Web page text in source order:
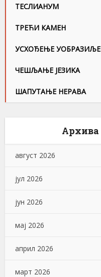
ТЕСЛИАНУМ
ТРЕЋИ КАМЕН
УСХОЂЕЊЕ УОБРАЗИЉЕ
ЧЕШЉАЊЕ ЈЕЗИKА
ШАПУТАЊЕ НЕРАВА
Архива
август 2026
јул 2026
јун 2026
мај 2026
април 2026
март 2026